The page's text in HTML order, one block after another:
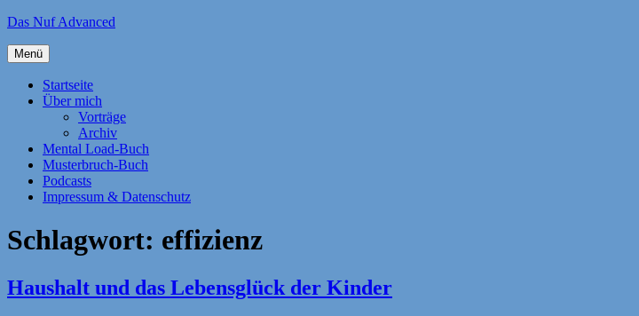
Zum
springen
Das Nuf Advanced
Menü
Startseite
Über mich
Vorträge
Archiv
Mental Load-Buch
Musterbruch-Buch
Podcasts
Impressum & Datenschutz
Schlagwort: effizienz
Haushalt und das Lebensglück der Kinder